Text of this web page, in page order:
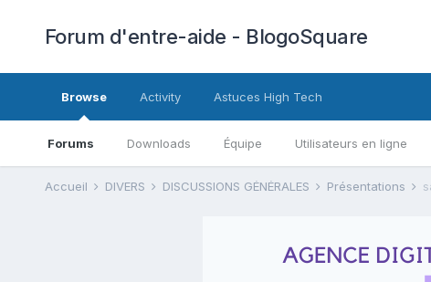
Forum d'entre-aide - BlogoSquare
Browse
Forums Downloads Équipe Utilisateurs en ligne
Activity Astuces High Tech
Accueil DIVERS DISCUSSIONS GÉNÉRALES Présentations